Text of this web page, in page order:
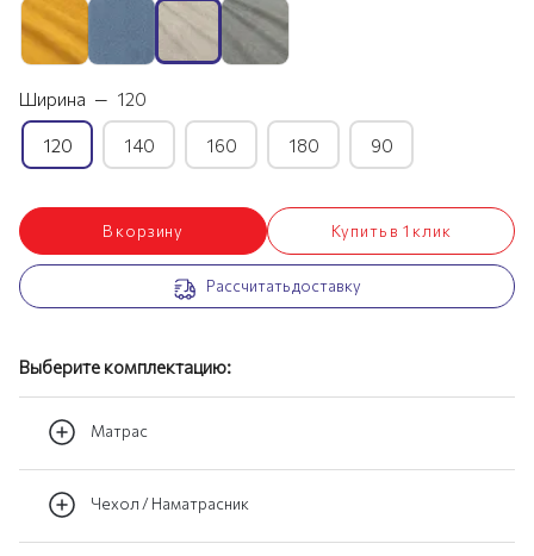
Ширина — 120
120 140 160 180 90
В корзину Купить в 1 клик
Рассчитать доставку
Выберите комплектацию:
Матрас
Чехол / Наматрасник